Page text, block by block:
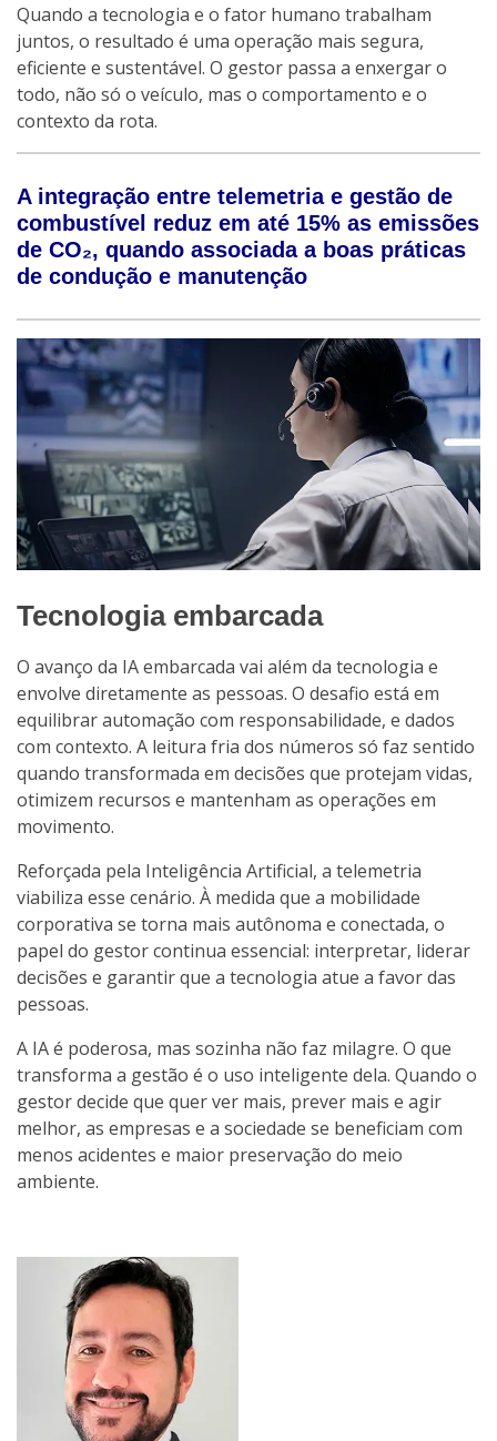
Quando a tecnologia e o fator humano trabalham
juntos, o resultado é uma operação mais segura,
eficiente e sustentável. O gestor passa a enxergar o
todo, não só o veículo, mas o comportamento e o
contexto da rota.
A integração entre telemetria e gestão de
combustível reduz em até 15% as emissões
de CO₂, quando associada a boas práticas
de condução e manutenção
Tecnologia embarcada
O avanço da IA embarcada vai além da tecnologia e
envolve diretamente as pessoas. O desafio está em
equilibrar automação com responsabilidade, e dados
com contexto. A leitura fria dos números só faz sentido
quando transformada em decisões que protejam vidas,
otimizem recursos e mantenham as operações em
movimento.
Reforçada pela Inteligência Artificial, a telemetria
viabiliza esse cenário. À medida que a mobilidade
corporativa se torna mais autônoma e conectada, o
papel do gestor continua essencial: interpretar, liderar
decisões e garantir que a tecnologia atue a favor das
pessoas.
A IA é poderosa, mas sozinha não faz milagre. O que
transforma a gestão é o uso inteligente dela. Quando o
gestor decide que quer ver mais, prever mais e agir
melhor, as empresas e a sociedade se beneficiam com
menos acidentes e maior preservação do meio
ambiente.